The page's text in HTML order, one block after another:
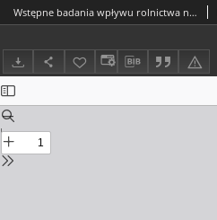
Wstępne badania wpływu rolnictwa na jakość wód powierzchniowych zlewni Obrzycy